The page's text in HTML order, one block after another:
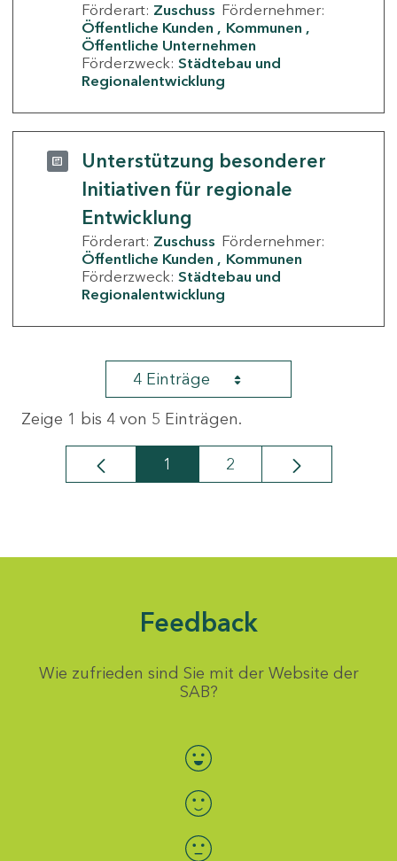
Förderart: Zuschuss Fördernehmer:
Öffentliche Kunden
Kommunen
Öffentliche Unternehmen
Förderzweck: Städtebau und
Regionalentwicklung
Unterstützung besonderer
Initiativen für regionale
Entwicklung
Förderart: Zuschuss Fördernehmer:
Öffentliche Kunden
Kommunen
Förderzweck: Städtebau und
Regionalentwicklung
4 Einträge
Zeige 1 bis 4 von 5 Einträgen.
Seite
1 Seite
2
Feedback
Wie zufrieden sind Sie mit der Website der
SAB?
Bewertung auswählen